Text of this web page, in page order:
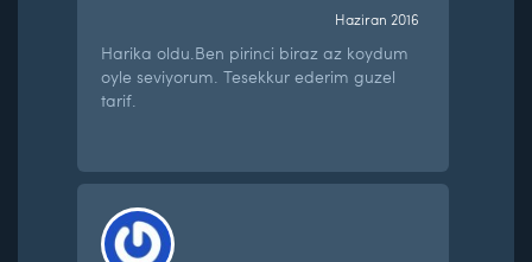
Haziran 2016
Harika oldu.Ben pirinci biraz az koydum
oyle seviyorum. Tesekkur ederim guzel
tarif.